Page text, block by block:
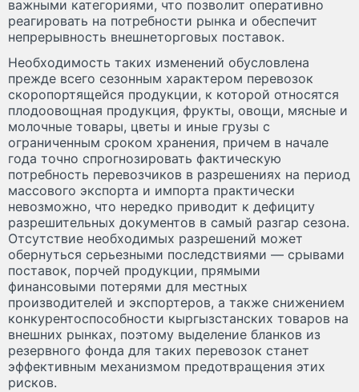
важными категориями, что позволит оперативно
реагировать на потребности рынка и обеспечит
непрерывность внешнеторговых поставок.
Необходимость таких изменений обусловлена
прежде всего сезонным характером перевозок
скоропортящейся продукции, к которой относятся
плодоовощная продукция, фрукты, овощи, мясные и
молочные товары, цветы и иные грузы с
ограниченным сроком хранения, причем в начале
года точно спрогнозировать фактическую
потребность перевозчиков в разрешениях на период
массового экспорта и импорта практически
невозможно, что нередко приводит к дефициту
разрешительных документов в самый разгар сезона.
Отсутствие необходимых разрешений может
обернуться серьезными последствиями — срывами
поставок, порчей продукции, прямыми
финансовыми потерями для местных
производителей и экспортеров, а также снижением
конкурентоспособности кыргызстанских товаров на
внешних рынках, поэтому выделение бланков из
резервного фонда для таких перевозок станет
эффективным механизмом предотвращения этих
рисков.